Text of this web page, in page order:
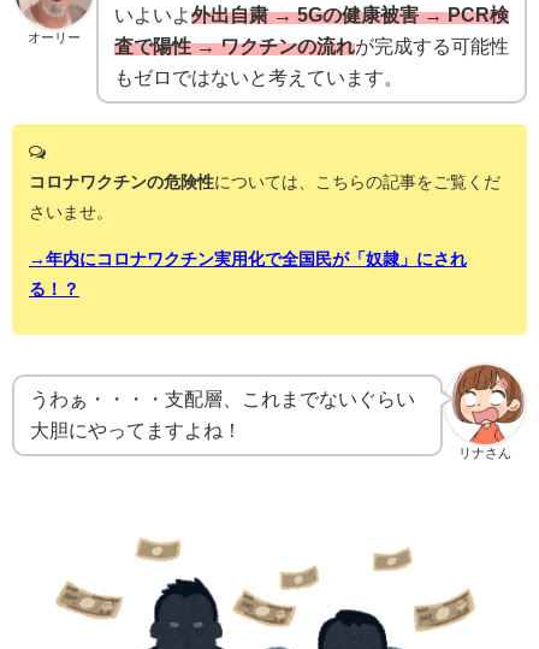
オーリー
いよいよ外出自粛 → 5Gの健康被害 → PCR検
査で陽性 → ワクチンの流れが完成する可能性
もゼロではないと考えています。
コロナワクチンの危険性については、こちらの記事をご覧くだ
さいませ。
→年内にコロナワクチン実用化で全国民が「奴隷」にされ
る！？
リナさん
うわぁ・・・・支配層、これまでないぐらい
大胆にやってますよね！